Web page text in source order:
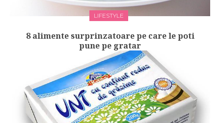
LIFESTYLE
8 alimente surprinzatoare pe care le poti
pune pe gratar